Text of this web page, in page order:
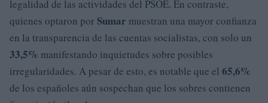
legalidad de las actividades del PSOE. En contraste,
quienes optaron porSumar muestran una mayor confianza
en la transparencia de las cuentas socialistas, con solo un
33,5% manifestando inquietudes sobre posibles
irregularidades. A pesar de esto, es notable que el 65,6%
de los españoles aún sospechan que los sobres contienen